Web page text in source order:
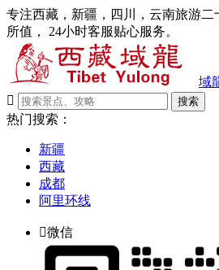
专注西藏，新疆，四川，云南旅游二
所值， 24小时客服贴心服务。
域

搜索
热门搜索：
新疆
西藏
成都
阿里环线
微信